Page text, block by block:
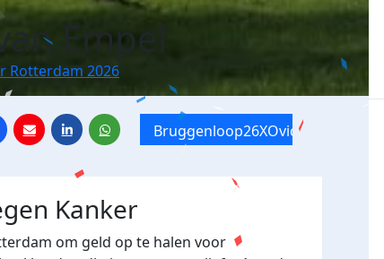
Empel
Rotterdam 2026
Bruggenloop26XOvide
Kanker
om geld op te halen voor